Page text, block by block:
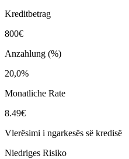
Kreditbetrag
800€
Anzahlung (%)
20,0%
Monatliche Rate
8.49€
Vlerësimi i ngarkesës së kredisë
Niedriges Risiko